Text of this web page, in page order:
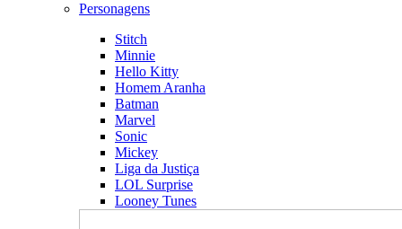
Personagens
Stitch
Minnie
Hello Kitty
Homem Aranha
Batman
Marvel
Sonic
Mickey
Liga da Justiça
LOL Surprise
Looney Tunes